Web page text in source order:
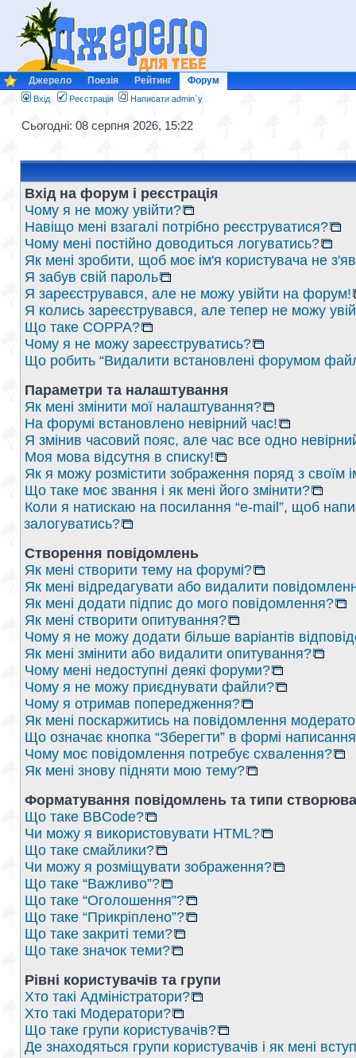
Джерело Поезія Рейтинг Форум
Вхід Реєстрація Написати admin`у
Сьогодні: 08 серпня 2026, 15:22
Вхід на форум і реєстрація
Чому я не можу увійти?
Навіщо мені взагалі потрібно реєструватися?
Чому мені постійно доводиться логуватись?
Як мені зробити, щоб моє ім'я користувача не
Я забув свій пароль
Я зареєструвався, але не можу увійти на форум!
Я колись зареєструвався, але тепер не можу
Що таке COPPA?
Чому я не можу зареєструватись?
Що робить “Видалити встановлені форумом
Параметри та налаштування
Як мені змінити мої налаштування?
На форумі встановлено невірний час!
Я змінив часовий пояс, але час все одно
Моя мова відсутня в списку!
Як я можу розмістити зображення поряд з своїм
Що таке моє звання і як мені його змінити?
Коли я натискаю на посилання “e-mail”, щоб
залогуватись?
Створення повідомлень
Як мені створити тему на форумі?
Як мені відредагувати або видалити
Як мені додати підпис до мого повідомлення?
Як мені створити опитування?
Чому я не можу додати більше варіантів
Як мені змінити або видалити опитування?
Чому мені недоступні деякі форуми?
Чому я не можу приєднувати файли?
Чому я отримав попередження?
Як мені поскаржитись на повідомлення
Що означає кнопка “Зберегти” в формі
Чому моє повідомлення потребує схвалення?
Як мені знову підняти мою тему?
Форматування повідомлень та типи
Що таке BBCode?
Чи можу я використовувати HTML?
Що таке смайлики?
Чи можу я розміщувати зображення?
Що таке “Важливо”?
Що таке “Оголошення”?
Що таке “Прикріплено”?
Що таке закриті теми?
Що таке значок теми?
Рівні користувачів та групи
Хто такі Адміністратори?
Хто такі Модератори?
Що таке групи користувачів?
Де знаходяться групи користувачів і як мені